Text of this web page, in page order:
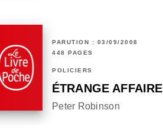
PARUTION : 03/09/2008
448 PAGES
POLICIERS
ÉTRANGE AFFAIRE
Peter Robinson